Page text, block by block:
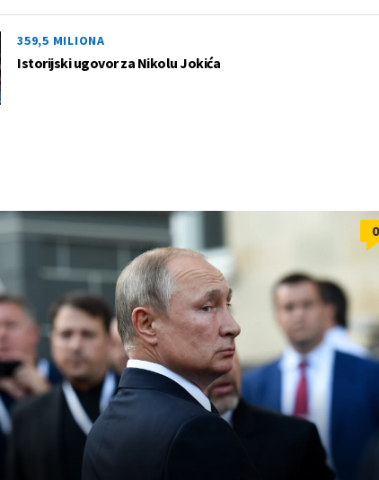
359,5 MILIONA
Istorijski ugovor za Nikolu Jokića
0